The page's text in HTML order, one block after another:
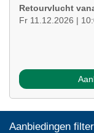
Retourvlucht
Fr 11.12.2026 |
Aanbiedingen